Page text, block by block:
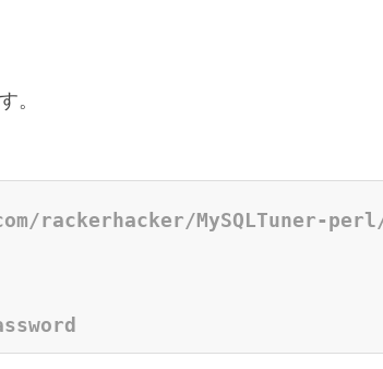
。
rackerhacker/MySQLTuner-